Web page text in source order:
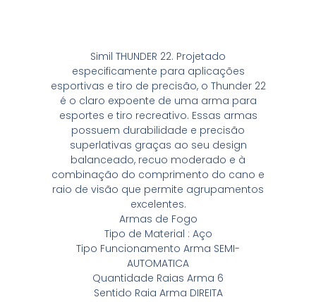
Simil THUNDER 22. Projetado
especificamente para aplicações
esportivas e tiro de precisão, o Thunder 22
é o claro expoente de uma arma para
esportes e tiro recreativo. Essas armas
possuem durabilidade e precisão
superlativas graças ao seu design
balanceado, recuo moderado e à
combinação do comprimento do cano e
raio de visão que permite agrupamentos
excelentes.
Armas de Fogo
Tipo de Material : Aço
Tipo Funcionamento Arma SEMI-
AUTOMATICA
Quantidade Raias Arma 6
Sentido Raia Arma DIREITA